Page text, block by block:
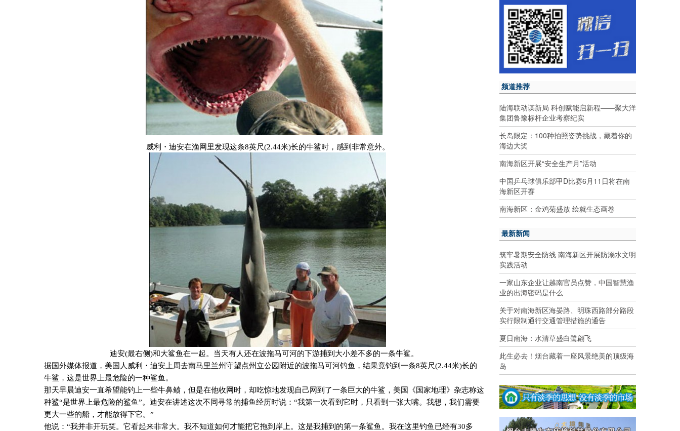
威利 ・ 迪安在渔网里发现这条8英尺(2.44米)长的牛鲨时，感到非常意外。
迪安(最右侧)和大鲨鱼在一起。当天有人还在波拖马可河的下游捕到大小差不多的一条牛鲨。
据国外媒体报道，美国人威利
・ 迪安上周去南马里兰州守望点州立公园附近的波拖马可河钓鱼，结果竟钓到一条8英尺(2.44米)长的
牛鲨，这是世界上最危险的一种鲨鱼。
那天早晨迪安一直希望能钓上一些牛鼻鲼，但是在他收网时，却吃惊地发现自己网到了一条巨大的牛鲨，美国《国家地理》杂志称这
种鲨“是世界上最危险的鲨鱼”。迪安在讲述这次不同寻常的捕鱼经历时说：“我第一次看到它时，只看到一张大嘴。我想，我们需要
更大一些的船，才能放得下它。”
他说：“我并非开玩笑。它看起来非常大。我不知道如何才能把它拖到岸上。这是我捕到的第一条鲨鱼。我在这里钓鱼已经有30多
频道推荐
陆海联动谋新局 科创赋能启新程——聚大洋
集团鲁豫标杆企业考察纪实
长岛限定：100种拍照姿势挑战，藏着你的
海边大奖
南海新区开展“安全生产月”活动
中国乒乓球俱乐部甲D比赛6月11日将在南
海新区开赛
南海新区：金鸡菊盛放 绘就生态画卷
最新新闻
筑牢暑期安全防线 南海新区开展防溺水文明
实践活动
一家山东企业让越南官员点赞，中国智慧渔
业的出海密码是什么
关于对南海新区海晏路、明珠西路部分路段
实行限制通行交通管理措施的通告
夏日南海：水清草盛白鹭翩飞
此生必去！烟台藏着一座风景绝美的顶级海
岛